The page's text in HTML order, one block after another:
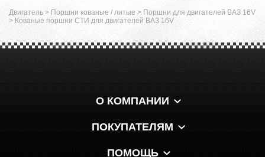
Двигатель > Поршни кованые / литые > Поршни для двигателей ВАЗ 16V
> Кованые поршни СТИ для двигателей ВАЗ 16V
О КОМПАНИИ
ПОКУПАТЕЛЯМ
ПОМОЩЬ